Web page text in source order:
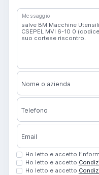
Messaggio
Nome o azienda
Telefono
Email
Ho letto e accetto
Ho letto e accetto
Ho letto e accetto